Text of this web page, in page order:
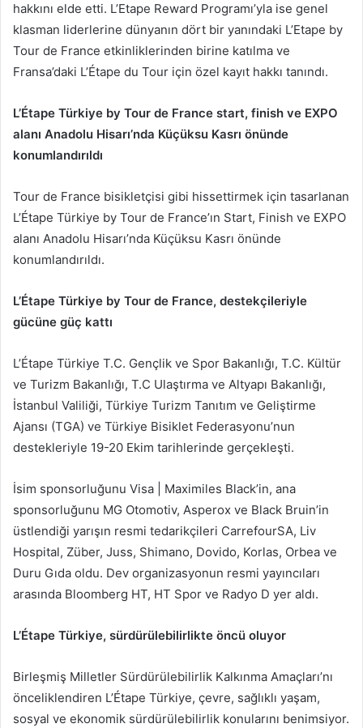
hakkını elde etti. L’Etape Reward Programı’yla ise genel
klasman liderlerine dünyanın dört bir yanındaki L’Etape by
Tour de France etkinliklerinden birine katılma ve
Fransa’daki L’Étape du Tour için özel kayıt hakkı tanındı.
L’Étape Türkiye by Tour de France start, finish ve EXPO
alanı Anadolu Hisarı’nda Küçüksu Kasrı önünde
konumlandırıldı
Tour de France bisikletçisi gibi hissettirmek için tasarlanan
L’Étape Türkiye by Tour de France’ın Start, Finish ve EXPO
alanı Anadolu Hisarı’nda Küçüksu Kasrı önünde
konumlandırıldı.
L’Étape Türkiye by Tour de France, destekçileriyle
gücüne güç kattı
L’Étape Türkiye T.C. Gençlik ve Spor Bakanlığı, T.C. Kültür
ve Turizm Bakanlığı, T.C Ulaştırma ve Altyapı Bakanlığı,
İstanbul Valiliği, Türkiye Turizm Tanıtım ve Geliştirme
Ajansı (TGA) ve Türkiye Bisiklet Federasyonu’nun
destekleriyle 19-20 Ekim tarihlerinde gerçekleşti.
İsim sponsorluğunu Visa | Maximiles Black’in, ana
sponsorluğunu MG Otomotiv, Asperox ve Black Bruin’in
üstlendiği yarışın resmi tedarikçileri CarrefourSA, Liv
Hospital, Züber, Juss, Shimano, Dovido, Korlas, Orbea ve
Duru Gıda oldu. Dev organizasyonun resmi yayıncıları
arasında Bloomberg HT, HT Spor ve Radyo D yer aldı.
L’Étape Türkiye, sürdürülebilirlikte öncü oluyor
Birleşmiş Milletler Sürdürülebilirlik Kalkınma Amaçları’nı
önceliklendiren L’Étape Türkiye, çevre, sağlıklı yaşam,
sosyal ve ekonomik sürdürülebilirlik konularını benimsiyor.